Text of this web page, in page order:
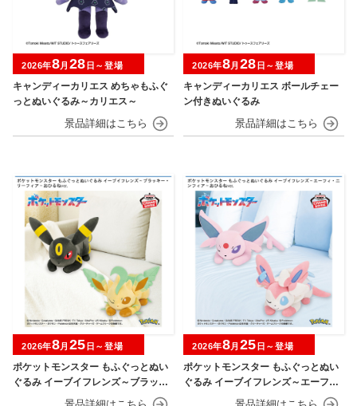
キャンディーカリエス めちゃもふぐ
っとぬいぐるみ～カリエス～
2026年8月 28 日～登場
キャンディーカリエス ボールチェー
ン付きぬいぐるみ
2026年8月 28 日～登場
ポケットモンスター もふぐっとぬい
ぐるみ イーブイフレンズ～ブラッキ
ー・リーフィア～おひるねver.
2026年8月 25 日～登場
ポケットモンスター もふぐっとぬい
ぐるみ イーブイフレンズ～エーフ
ィ・ニンフィア～おひるねver.
2026年8月 25 日～登場